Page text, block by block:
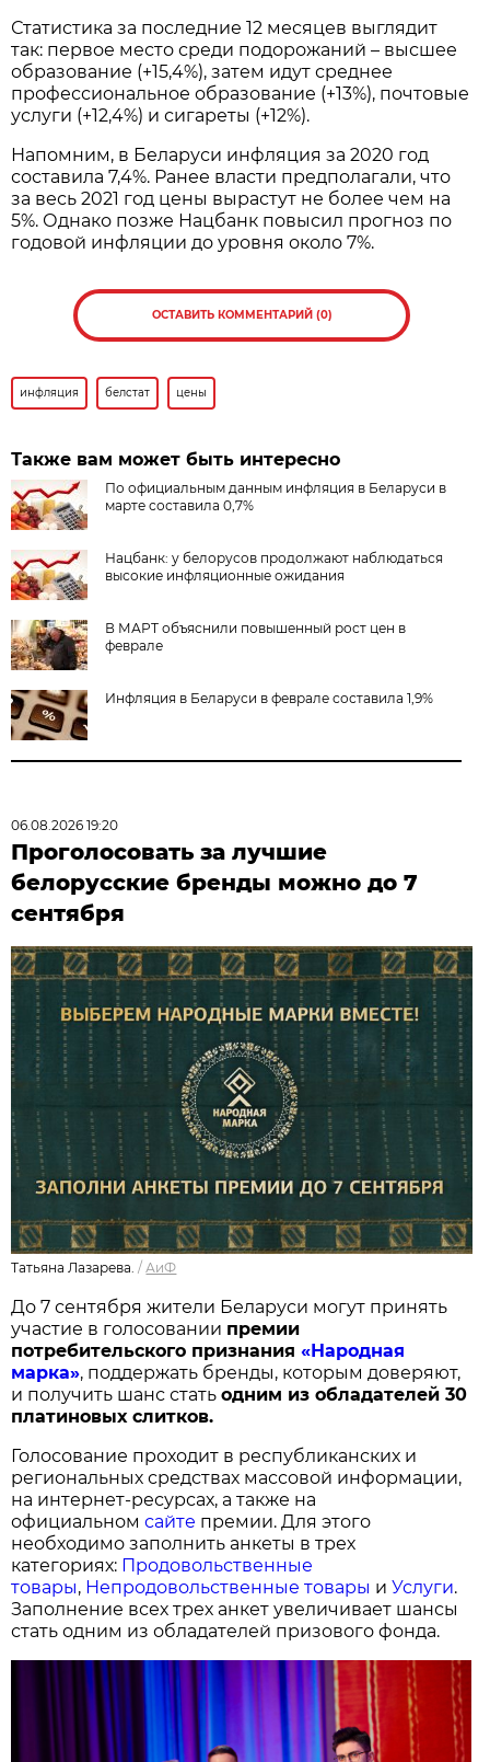
Статистика за последние 12 месяцев выглядит
так: первое место среди подорожаний – высшее
образование (+15,4%), затем идут среднее
профессиональное образование (+13%), почтовые
услуги (+12,4%) и сигареты (+12%).
Напомним, в Беларуси инфляция за 2020 год
составила 7,4%. Ранее власти предполагали, что
за весь 2021 год цены вырастут не более чем на
5%. Однако позже Нацбанк повысил прогноз по
годовой инфляции до уровня около 7%.
ОСТАВИТЬ КОММЕНТАРИЙ (0)
инфляция белстат цены
Также вам может быть интересно
По официальным данным инфляция в Беларуси в
марте составила 0,7%
Нацбанк: у белорусов продолжают наблюдаться
высокие инфляционные ожидания
В МАРТ объяснили повышенный рост цен в
феврале
Инфляция в Беларуси в феврале составила 1,9%
06.08.2026 19:20
Проголосовать за лучшие
белорусские бренды можно до 7
сентября
Татьяна Лазарева. /АиФ
До 7 сентября жители Беларуси могут принять
участие в голосовании премии
потребительского признания«Народная
марка», поддержать бренды, которым доверяют,
и получить шанс статьодним из обладателей 30
платиновых слитков.
Голосование проходит в республиканских и
региональных средствах массовой информации,
на интернет-ресурсах, а также на
официальномсайте премии. Для этого
необходимо заполнить анкеты в трех
категориях: Продовольственные
товары, Непродовольственные товары иУслуги.
Заполнение всех трех анкет увеличивает шансы
стать одним из обладателей призового фонда.